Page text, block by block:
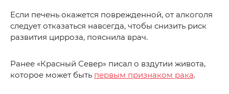
Если печень окажется поврежденной, от алкоголя
следует отказаться навсегда, чтобы снизить риск
развития цирроза, пояснила врач.
Ранее «Красный Север» писал о вздутии живота,
которое может быть первым признаком рака.